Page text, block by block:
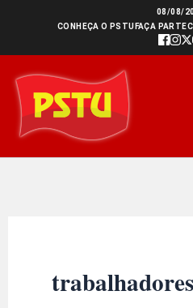
conteúdo
08/08/
CONHEÇA O PSTU FAÇA PARTE